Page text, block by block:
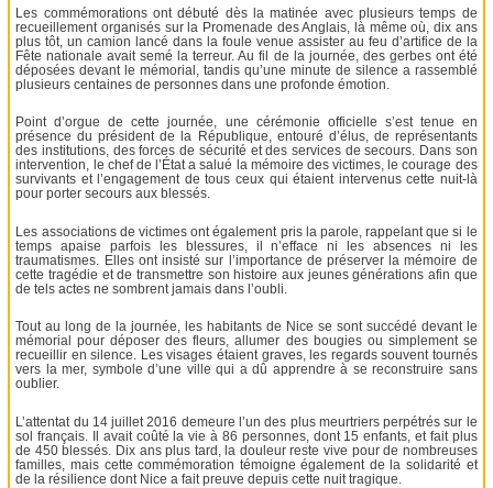
Les commémorations ont débuté dès la matinée avec plusieurs temps de
recueillement organisés sur la Promenade des Anglais, là même où, dix ans
plus tôt, un camion lancé dans la foule venue assister au feu d’artifice de la
Fête nationale avait semé la terreur. Au fil de la journée, des gerbes ont été
déposées devant le mémorial, tandis qu’une minute de silence a rassemblé
plusieurs centaines de personnes dans une profonde émotion.
Point d’orgue de cette journée, une cérémonie officielle s’est tenue en
présence du président de la République, entouré d’élus, de représentants
des institutions, des forces de sécurité et des services de secours. Dans son
intervention, le chef de l’État a salué la mémoire des victimes, le courage des
survivants et l’engagement de tous ceux qui étaient intervenus cette nuit-là
pour porter secours aux blessés.
Les associations de victimes ont également pris la parole, rappelant que si le
temps apaise parfois les blessures, il n’efface ni les absences ni les
traumatismes. Elles ont insisté sur l’importance de préserver la mémoire de
cette tragédie et de transmettre son histoire aux jeunes générations afin que
de tels actes ne sombrent jamais dans l’oubli.
Tout au long de la journée, les habitants de Nice se sont succédé devant le
mémorial pour déposer des fleurs, allumer des bougies ou simplement se
recueillir en silence. Les visages étaient graves, les regards souvent tournés
vers la mer, symbole d’une ville qui a dû apprendre à se reconstruire sans
oublier.
L’attentat du 14 juillet 2016 demeure l’un des plus meurtriers perpétrés sur le
sol français. Il avait coûté la vie à 86 personnes, dont 15 enfants, et fait plus
de 450 blessés. Dix ans plus tard, la douleur reste vive pour de nombreuses
familles, mais cette commémoration témoigne également de la solidarité et
de la résilience dont Nice a fait preuve depuis cette nuit tragique.